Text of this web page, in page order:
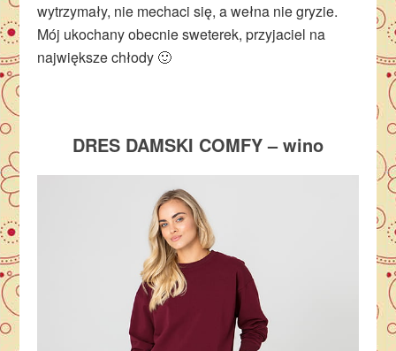
wytrzymały, nie mechaci się, a wełna nie gryzie.
Mój ukochany obecnie sweterek, przyjaciel na
największe chłody 🙂
DRES DAMSKI COMFY – wino